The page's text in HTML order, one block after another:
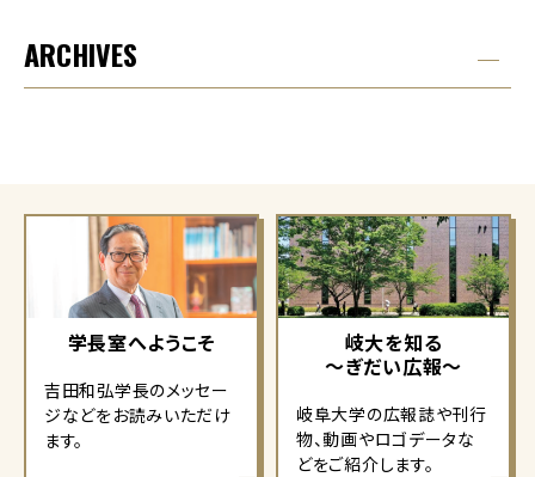
ARCHIVES
学長室へようこそ
吉田和弘学長のメッセー
ジなどをお読みいただけ
ます。
岐大を知る
～ぎだい広報～
岐阜大学の広報誌や刊行
物、動画やロゴデータな
どをご紹介します。